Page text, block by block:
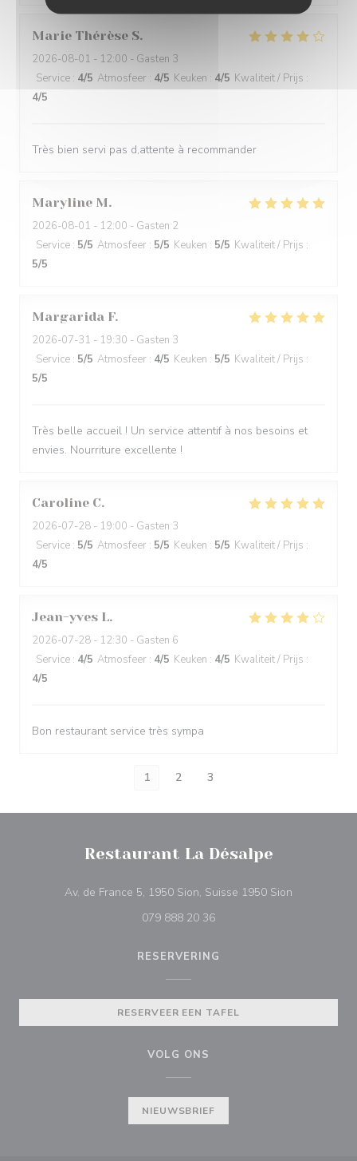
Marie Thérèse S
2026-08-01 - 12:00 - Gasten 3
Service : 4/5 Atmosfeer : 4/5 Keuken : 4/5 Kwaliteit / Prijs :
4/5
Très bien servi pas d,attente à recommander
Maryline M
2026-08-01 - 12:00 - Gasten 2
Service : 5/5 Atmosfeer : 5/5 Keuken : 5/5 Kwaliteit / Prijs :
5/5
Margarida F
2026-07-31 - 19:30 - Gasten 3
Service : 5/5 Atmosfeer : 4/5 Keuken : 5/5 Kwaliteit / Prijs :
5/5
Très belle accueil ! Un service attentif à nos besoins et
envies. Nourriture excellente !
Caroline C
2026-07-28 - 19:00 - Gasten 3
Service : 5/5 Atmosfeer : 5/5 Keuken : 5/5 Kwaliteit / Prijs :
4/5
Jean-yves L
2026-07-28 - 12:30 - Gasten 6
Service : 4/5 Atmosfeer : 4/5 Keuken : 4/5 Kwaliteit / Prijs :
4/5
Bon restaurant service très sympa
1 2 3
Restaurant La Désalpe
Av. de France 5, 1950 Sion, Suisse 1950 Sion
079 888 20 36
RESERVERING
RESERVEER EEN TAFEL
VOLG ONS
NIEUWSBRIEF